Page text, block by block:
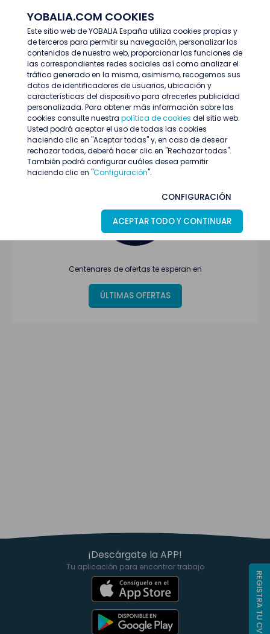
YOBALIA.COM COOKIES
Este sitio web de YOBALIA España utiliza cookies propias y
de terceros para permitir su navegación, personalizar los
contenidos de nuestra web, proporcionar las funciones de
las correspondientes redes sociales así como analizar el
tráfico generado en la misma, asimismo, recogemos sus
datos de identificadores de usuarios, ubicación y
características del dispositivo para ofrecerles publicidad
personalizada. Para obtener más información sobre las
cookies consulte nuestra política de cookies del sitio web.
Usted podrá aceptar el uso de todas las cookies
haciendo clic en "Aceptar todas" y, en caso de desear
rechazar todas, deberá hacer clic en "Rechazar todas".
También podrá configurar cuáles desea permitir
haciendo clic en "Configuración".
CONFIGURACIÓN
ACEPTAR TODO Y CONTINUAR
Últimas ofertas
Oferta no encontrada o ha finalizado su
proceso de selección
Centenares de ofertas te esperan en
ÚLTIMAS OFERTAS
¡Descárgate la APP!
Tu aplicación para encontrar trabajo
REGISTRA TU CV